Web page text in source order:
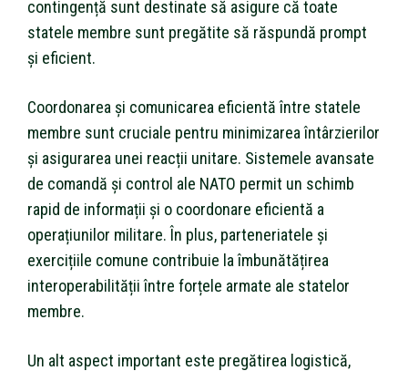
contingență sunt destinate să asigure că toate
statele membre sunt pregătite să răspundă prompt
și eficient.
Coordonarea și comunicarea eficientă între statele
membre sunt cruciale pentru minimizarea întârzierilor
și asigurarea unei reacții unitare. Sistemele avansate
de comandă și control ale NATO permit un schimb
rapid de informații și o coordonare eficientă a
operațiunilor militare. În plus, parteneriatele și
exercițiile comune contribuie la îmbunătățirea
interoperabilității între forțele armate ale statelor
membre.
Un alt aspect important este pregătirea logistică,